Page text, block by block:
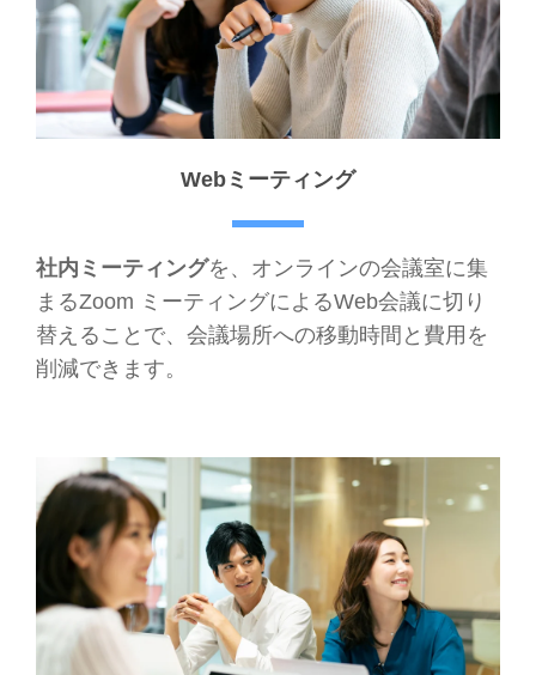
Webミーティング
社内ミーティングを、オンラインの会議室に集
まるZoom ミーティングによるWeb会議に切り
替えることで、会議場所への移動時間と費用を
削減できます。